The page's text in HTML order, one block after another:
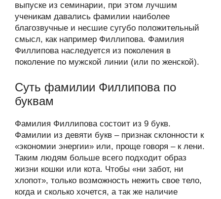
выпуске из семинарии, при этом лучшим
ученикам давались фамилии наиболее
благозвучные и несшие сугубо положительный
смысл, как например Филлипова. Фамилия
Филлипова наследуется из поколения в
поколение по мужской линии (или по женской).
Суть фамилии Филлипова по
буквам
Фамилия Филлипова состоит из 9 букв.
Фамилии из девяти букв – признак склонности к
«экономии энергии» или, проще говоря – к лени.
Таким людям больше всего подходит образ
жизни кошки или кота. Чтобы «ни забот, ни
хлопот», только возможность нежить свое тело,
когда и сколько хочется, а так же наличие